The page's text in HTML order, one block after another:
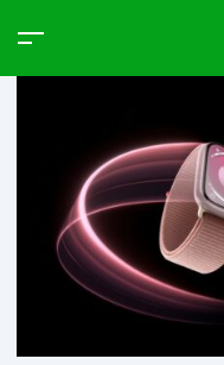
Products
Type to start